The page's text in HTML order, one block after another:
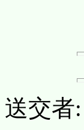
送交者